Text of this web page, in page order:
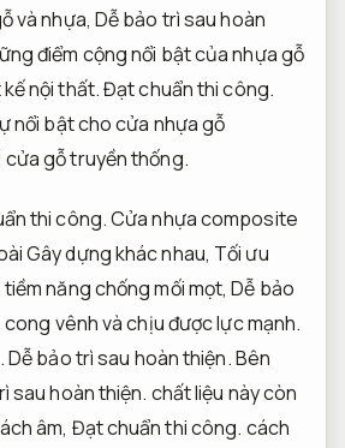
và nhựa, Dễ bảo trì sau hoàn
điểm cộng nổi bật của nhựa gỗ
nội thất.Đạt chuẩn thi công.
nổi bật cho cửa nhựa gỗ
gỗ truyền thống.
thi công.Cửa nhựa composite
Gây dựng khác nhau, Tối ưu
năng chống mối mọt,Dễ bảo
cong vênh và chịu được lực mạnh.
Dễ bảo trì sau hoàn thiện.Bên
sau hoàn thiện. chất liệu này còn
âm, Đạt chuẩn thi công. cách